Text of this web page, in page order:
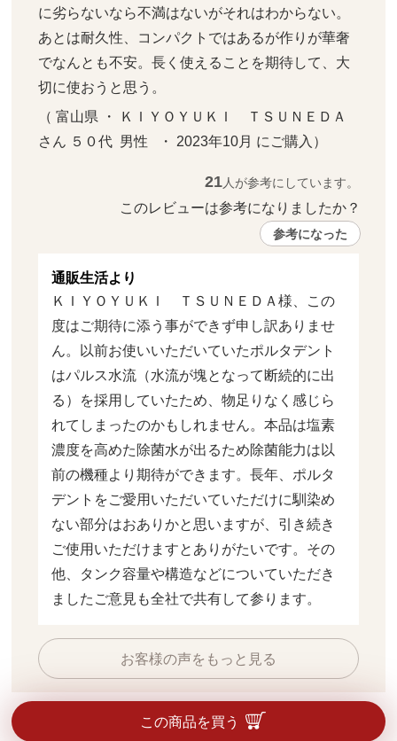
に劣らないなら不満はないがそれはわからない。
あとは耐久性、コンパクトではあるが作りが華奢
でなんとも不安。長く使えることを期待して、大
切に使おうと思う。
（ 富山県 ・ ＫＩＹＯＹＵＫＩ　ＴＳＵＮＥＤＡ
さん ５０代  男性   ・ 2023年10月 にご購入）
21人が参考にしています。
このレビューは参考になりましたか？
参考になった
通販生活より
ＫＩＹＯＹＵＫＩ　ＴＳＵＮＥＤＡ様、この
度はご期待に添う事ができず申し訳ありませ
ん。以前お使いいただいていたポルタデント
はパルス水流（水流が塊となって断続的に出
る）を採用していたため、物足りなく感じら
れてしまったのかもしれません。本品は塩素
濃度を高めた除菌水が出るため除菌能力は以
前の機種より期待ができます。長年、ポルタ
デントをご愛用いただいていただけに馴染め
ない部分はおありかと思いますが、引き続き
ご使用いただけますとありがたいです。その
他、タンク容量や構造などについていただき
ましたご意見も全社で共有して参ります。
お客様の声をもっと見る
この商品を買う